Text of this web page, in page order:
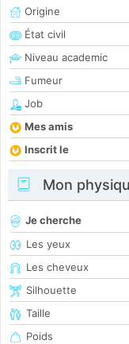
Origine
État civil
Niveau academic
Fumeur
Job
Mes amis
Inscrit le
Mon
Je cherche
Les yeux
Les cheveux
Silhouette
Taille
Poids